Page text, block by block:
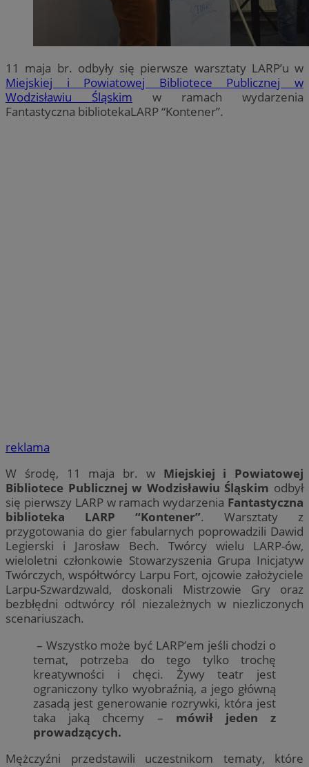
11 maja br. odbyły się pierwsze warsztaty LARP’u w
Miejskiej i Powiatowej Bibliotece Publicznej w
Wodzisławiu Śląskim w ramach wydarzenia
Fantastyczna bibliotekaLARP “Kontener”.
reklama
W środę, 11 maja br. w Miejskiej i Powiatowej
Bibliotece Publicznej w Wodzisławiu Śląskim odbył
się pierwszy LARP w ramach wydarzenia Fantastyczna
biblioteka LARP “Kontener”. Warsztaty z
przygotowania do gier fabularnych poprowadzili Dawid
Legierski i Jarosław Bech. Twórcy wielu LARP-ów,
wieloletni członkowie Stowarzyszenia Grupa Inicjatyw
Twórczych, współtwórcy Larpu Fort, ojcowie założyciele
Larpu-Szwardzwald, doskonali Mistrzowie Gry oraz
bezbłędni odtwórcy ról niezależnych w niezliczonych
scenariuszach.
– Wszystko może być LARP’em jeśli chodzi o
temat, potrzeba do tego tylko trochę
kreatywności i chęci. Żywy teatr jest
ograniczony tylko wyobraźnią, a jego główną
zasadą jest generowanie rozrywki, która jest
taka jaką chcemy – mówił jeden z
prowadzących.
Mężczyźni przedstawili uczestnikom tematy, które